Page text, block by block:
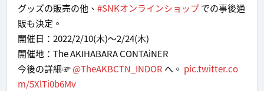
グッズの販売の他、 #SNKオンラインショップでの事後通
販も決定。
開催日：2022/2/10(木)～2/24(木)
開催地：The AKIHABARA CONTAiNER
今後の詳細☞@TheAKBCTN_INDOR へ。 pic.twitter.co
m/5XlTi0b6Mv